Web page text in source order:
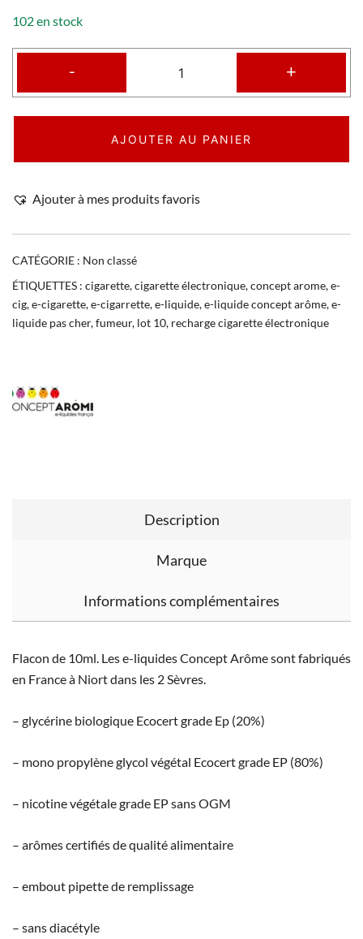
102 en stock
- +
AJOUTER AU PANIER
Ajouter à mes produits favoris
CATÉGORIE : Non classé
ÉTIQUETTES : cigarette,cigarette électronique,concept arome,e-
cig,e-cigarette,e-cigarrette,e-liquide,e-liquide concept arôme,e-
liquide pas cher,fumeur, lot 10, recharge cigarette électronique
Description
Marque
Informations complémentaires
Flacon de 10ml. Les e-liquides Concept Arôme sont fabriqués
en France à Niort dans les 2 Sèvres.
– glycérine biologique Ecocert grade Ep (20%)
– mono propylène glycol végétal Ecocert grade EP (80%)
– nicotine végétale grade EP sans OGM
– arômes certifiés de qualité alimentaire
– embout pipette de remplissage
– sans diacétyle